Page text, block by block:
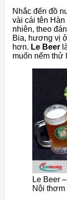
Nhắc đến đồ
vài cái tên
nhiên, theo
Bia, hương vị
hơn. Le Beer
muốn nếm thử
Le Beer
Nội thơm